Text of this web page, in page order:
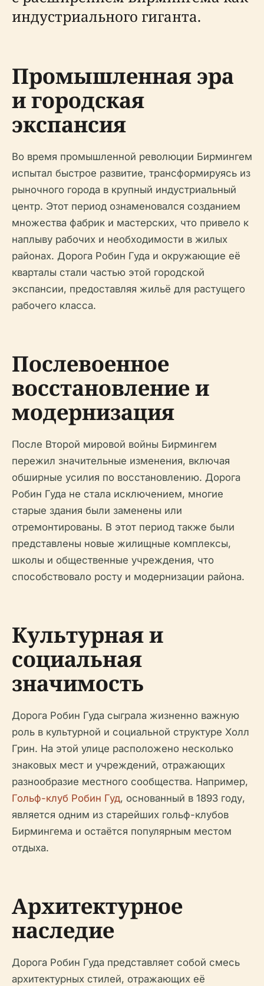
индустриального гиганта.
Промышленная эра
и городская
экспансия
Во время промышленной революции Бирмингем
испытал быстрое развитие, трансформируясь из
рыночного города в крупный индустриальный
центр. Этот период ознаменовался созданием
множества фабрик и мастерских, что привело к
наплыву рабочих и необходимости в жилых
районах. Дорога Робин Гуда и окружающие её
кварталы стали частью этой городской
экспансии, предоставляя жильё для растущего
рабочего класса.
Послевоенное
восстановление и
модернизация
После Второй мировой войны Бирмингем
пережил значительные изменения, включая
обширные усилия по восстановлению. Дорога
Робин Гуда не стала исключением, многие
старые здания были заменены или
отремонтированы. В этот период также были
представлены новые жилищные комплексы,
школы и общественные учреждения, что
способствовало росту и модернизации района.
Культурная и
социальная
значимость
Дорога Робин Гуда сыграла жизненно важную
роль в культурной и социальной структуре Холл
Грин. На этой улице расположено несколько
знаковых мест и учреждений, отражающих
разнообразие местного сообщества. Например,
Гольф-клуб Робин Гуд, основанный в 1893 году,
является одним из старейших гольф-клубов
Бирмингема и остаётся популярным местом
отдыха.
Архитектурное
наследие
Дорога Робин Гуда представляет собой смесь
архитектурных стилей, отражающих её